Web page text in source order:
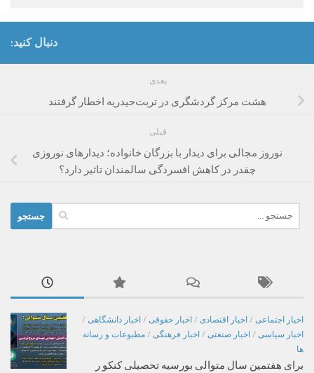
دنبال کنید:
بعدی
هشت مرکز گردشگری در تربت‌حیدریه اخطار گرفتند
قبلی
نوروز مجالی برای دیدار با بزرگان خانواده؛ دیدارهای نوروزی
چقدر در کاهش افسردگی سالمندان تاثیر دارد؟
برای:
اخبار اجتماعی / اخبار اقتصادی / اخبار حقوقی / اخبار دانشگاهی /
اخبار سیاسی / اخبار صنعتی / اخبار فرهنگی / مطبوعات و رسانه
ها
برای هفتمین سال متوالی بورسیه تحصیلی کنکو ر